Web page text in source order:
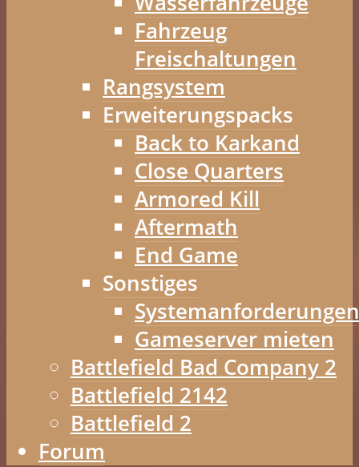
Fahrzeug
Freischaltungen
Rangsystem
Erweiterungspacks
Back to Karkand
Close Quarters
Armored Kill
Aftermath
End Game
Sonstiges
Systemanforderungen
Gameserver mieten
Battlefield Bad Company 2
Battlefield 2142
Battlefield 2
Forum